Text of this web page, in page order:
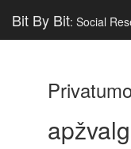
Bit By Bit: Social